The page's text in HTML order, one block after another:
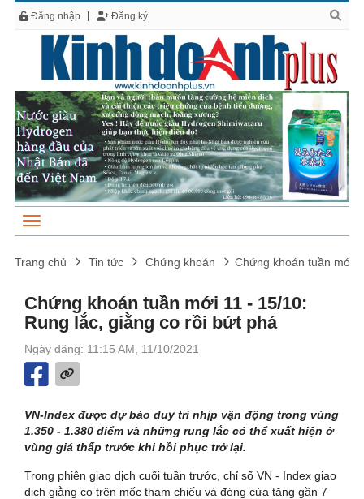
Đăng nhập Đăng ký
Trang chủ Tin tức Chứng khoán Chứng khoán tuần mới
Chứng khoán tuần mới 11 - 15/10:
Rung lắc, giằng co rồi bứt phá
Ngày đăng: 11:15 AM, 11/10/2021
VN-Index được dự báo duy trì nhịp vận động trong vùng
1.350 - 1.380 điểm và những rung lắc có thể xuất hiện ở
vùng giá thấp trước khi hồi phục trở lại.
Trong phiên giao dịch cuối tuần trước, chỉ số VN - Index giao
dịch giằng co trên mốc tham chiếu và đóng cửa tăng gần 7